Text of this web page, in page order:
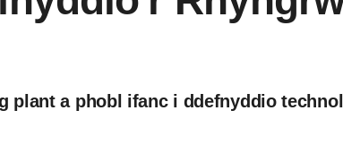
plant a phobl ifanc i ddefnyddio